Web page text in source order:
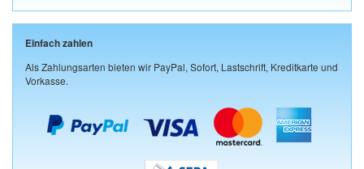
Einfach zahlen
Als Zahlungsarten bieten wir PayPal, Sofort, Lastschrift, Kreditkarte und
Vorkasse.